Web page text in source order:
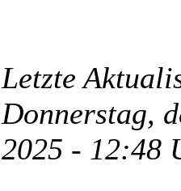
Letzte
Donnerstag,
2025 -